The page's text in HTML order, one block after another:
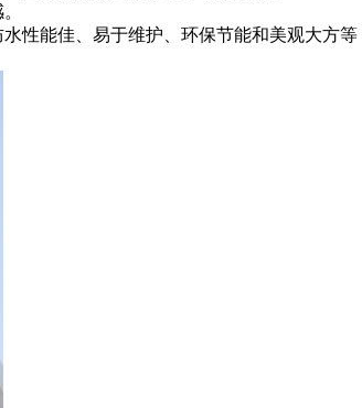
性能佳、易于维护、环保节能和美观大方等